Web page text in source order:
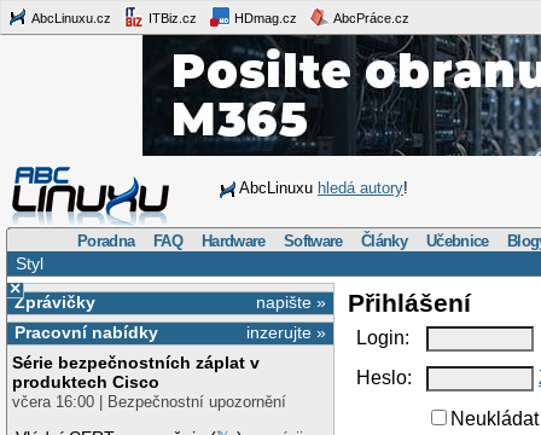
AbcLinuxu.cz ITBiz.cz HDmag.cz AbcPráce.cz
AbcLinuxu hledá autory!
Poradna FAQ Hardware Software Články Učebnice
Styl
×
napište »
Zprávičky
inzerujte »
Pracovní nabídky
Série bezpečnostních záplat v
produktech Cisco
včera 16:00 | Bezpečnostní upozornění
Přihlášení
Login:
Heslo: